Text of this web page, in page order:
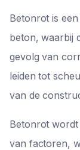
Betonrot is
beton, waarbij
gevolg van
leiden tot
van de
Betonrot
van factoren,